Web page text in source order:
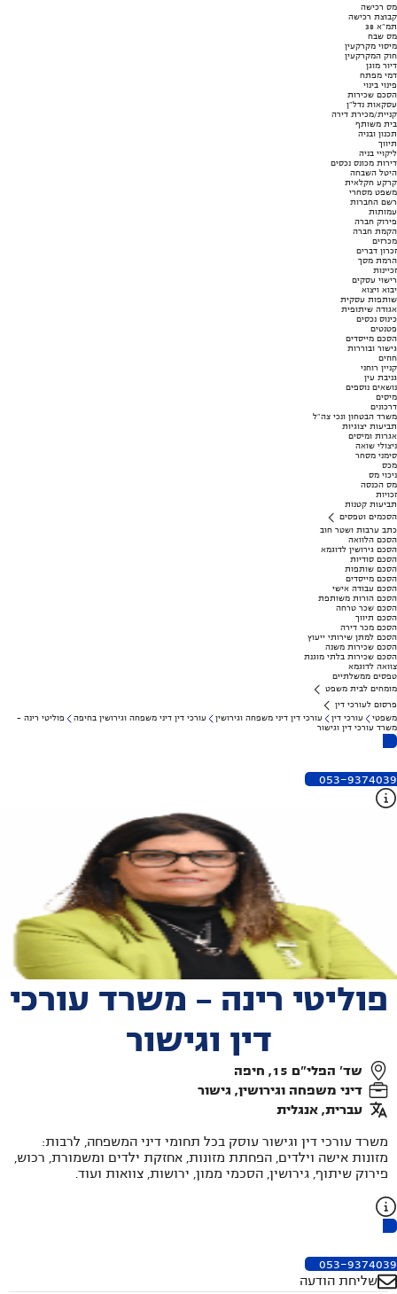
מס רכישה
קבוצת רכישה
תמ"א 38
מס שבח
מיסוי מקרקעין
חוק המקרקעין
דיור מוגן
דמי מפתח
פינוי בינוי
הסכם שכירות
עסקאות נדל"ן
קניית/מכירת דירה
בית משותף
תכנון ובניה
תיווך
ליקויי בניה
דירות מכונס נכסים
היטל השבחה
קרקע חקלאית
משפט מסחרי
רשם החברות
עמותות
פירוק חברה
הקמת חברה
מכרזים
זכרון דברים
הרמת מסך
זכיינות
רישוי עסקים
יבוא ויצוא
שותפות עסקית
אגודה שיתופית
כינוס נכסים
פטנטים
הסכם מייסדים
גישור ובוררות
חוזים
קניין רוחני
גניבת עין
נושאים נוספים
מיסים
דרכונים
משרד הבטחון ונכי צה"ל
תביעות יצוגיות
אגרות ומיסים
ניצולי שואה
סימני מסחר
מכס
ניכוי מס
מס הכנסה
זכויות
תביעות קטנות
הסכמים וטפסים
כתב ערבות ושטר חוב
הסכם הלוואה
הסכם גירושין לדוגמא
הסכם סודיות
הסכם שותפות
הסכם מייסדים
הסכם עבודה אישי
הסכם הורות משותפת
הסכם שכר טרחה
הסכם תיווך
הסכם מכר דירה
הסכם למתן שירותי ייעוץ
הסכם שכירות משנה
הסכם שכירות בלתי מוגנת
צוואה לדוגמא
טפסים ממשלתיים
מומחים לבית משפט
פרסום לעורכי דין
משפטי
עורכי דין עורכי דין דיני משפחה וגירושין עורכי דין דיני משפחה וגירושין בחיפה
פוליטי רינה -
משרד עורכי דין וגישור
053-9374039
פוליטי רינה - משרד עורכי
דין וגישור
שד' הפלי"ם 15, חיפה
דיני משפחה וגירושין, גישור
עברית, אנגלית
משרד עורכי דין וגישור עוסק בכל תחומי דיני המשפחה, לרבות:
מזונות אישה וילדים, הפחתת מזונות, אחזקת ילדים ומשמורת, רכוש,
פירוק שיתוף, גירושין, הסכמי ממון, ירושות, צוואות ועוד.
053-9374039
שליחת הודעה